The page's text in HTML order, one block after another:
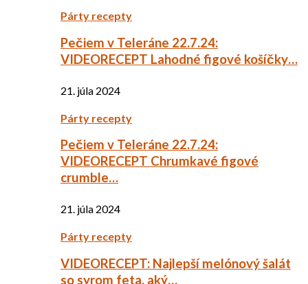
Párty recepty
Pečiem v Teleráne 22.7.24:
VIDEORECEPT Lahodné figové košíčky…
21. júla 2024
Párty recepty
Pečiem v Teleráne 22.7.24:
VIDEORECEPT Chrumkavé figové
crumble…
21. júla 2024
Párty recepty
VIDEORECEPT: Najlepší melónový šalát
so syrom feta, aký…